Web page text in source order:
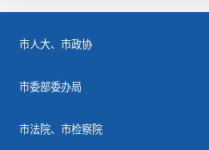
市人大、市政协
市委部委办局
市法院、市检察院